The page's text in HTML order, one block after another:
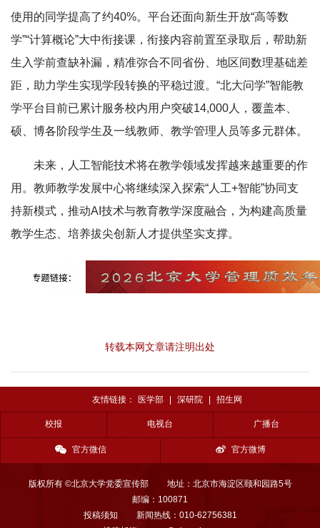
使用的同学提高了约40%。平台还面向新生开放“高等数
学”“计算概论”大中衔接课，衔接内容前置至录取后，帮助新
生入学前查缺补漏，精准弥合不同省份、地区间数理基础差
距，助力学生实现学段转换的平稳过渡。“北大问学”智能教
学平台目前已累计服务校内用户突破14,000人，覆盖本、
硕、博各阶段学生及一线教师、教学管理人员等多元群体。
未来，人工智能技术将在教学领域发挥越来越重要的作
用。教师教学发展中心将继续深入探索“人工+智能”协同支
持新模式，推动AI技术与教育教学深度融合，为构建高质量
教学生态、培养拔尖创新人才提供坚实支撑。
转载本网文章请注明出处
友情链接： 医学部 深研院 招生网
校报 电视台 广播台
官方微信 官方微博
版权所有 ©北京大学党委宣传部
地址：北京市海淀区颐和园路5号
邮编：100871
投稿须知
新闻热线：010-62756381